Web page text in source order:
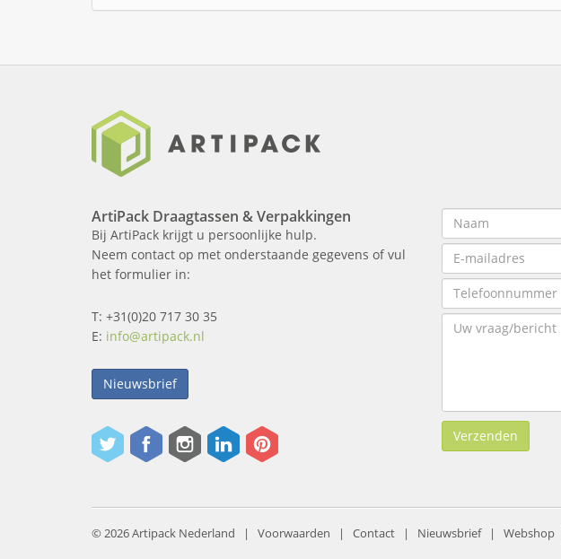
ArtiPack Draagtassen & Verpakkingen
Bij ArtiPack krijgt u persoonlijke hulp.
Neem contact op met onderstaande gegevens of vul
het formulier in:
T: +31(0)20 717 30 35
E: info@artipack.nl
Nieuwsbrief
Verzenden
© 2026 Artipack Nederland | Voorwaarden | Contact | Nieuwsbrief| Webshop